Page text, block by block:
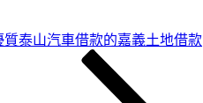
泰山汽車借款的嘉義土地借款